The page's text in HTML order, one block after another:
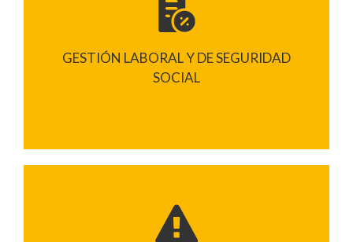
GESTIÓN LABORAL Y DE SEGURIDAD
SOCIAL